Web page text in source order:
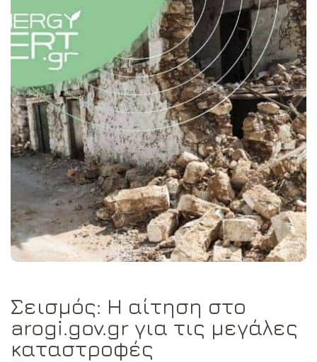
Σεισμός: Η αίτηση στο
arogi.gov.gr για τις μεγάλες
καταστροφές